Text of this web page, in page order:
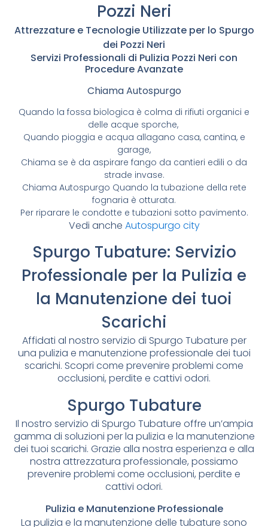
Pozzi Neri
Attrezzature e Tecnologie Utilizzate per lo Spurgo
dei Pozzi Neri
Servizi Professionali di Pulizia Pozzi Neri con
Procedure Avanzate
Chiama Autospurgo
Quando la fossa biologica è colma di rifiuti organici e
delle acque sporche,
Quando pioggia e acqua allagano casa, cantina, e
garage,
Chiama se è da aspirare fango da cantieri edili o da
strade invase.
Chiama Autospurgo Quando la tubazione della rete
fognaria è otturata.
Per riparare le condotte e tubazioni sotto pavimento.
Vedi anche Autospurgo city
Spurgo Tubature: Servizio
Professionale per la Pulizia e
la Manutenzione dei tuoi
Scarichi
Affidati al nostro servizio di Spurgo Tubature per
una pulizia e manutenzione professionale dei tuoi
scarichi. Scopri come prevenire problemi come
occlusioni, perdite e cattivi odori.
Spurgo Tubature
Il nostro servizio di Spurgo Tubature offre un’ampia
gamma di soluzioni per la pulizia e la manutenzione
dei tuoi scarichi. Grazie alla nostra esperienza e alla
nostra attrezzatura professionale, possiamo
prevenire problemi come occlusioni, perdite e
cattivi odori.
Pulizia e Manutenzione Professionale
La pulizia e la manutenzione delle tubature sono